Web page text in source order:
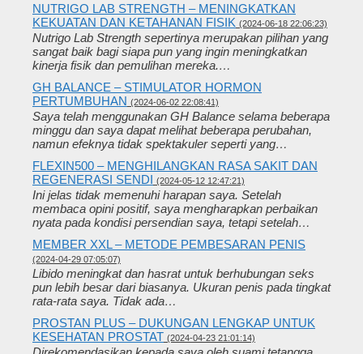
NUTRIGO LAB STRENGTH – MENINGKATKAN
KEKUATAN DAN KETAHANAN FISIK (2024-06-18 22:06:23)
Nutrigo Lab Strength sepertinya merupakan pilihan yang
sangat baik bagi siapa pun yang ingin meningkatkan
kinerja fisik dan pemulihan mereka.…
GH BALANCE – STIMULATOR HORMON
PERTUMBUHAN (2024-06-02 22:08:41)
Saya telah menggunakan GH Balance selama beberapa
minggu dan saya dapat melihat beberapa perubahan,
namun efeknya tidak spektakuler seperti yang…
FLEXIN500 – MENGHILANGKAN RASA SAKIT DAN
REGENERASI SENDI (2024-05-12 12:47:21)
Ini jelas tidak memenuhi harapan saya. Setelah
membaca opini positif, saya mengharapkan perbaikan
nyata pada kondisi persendian saya, tetapi setelah…
MEMBER XXL – METODE PEMBESARAN PENIS
(2024-04-29 07:05:07)
Libido meningkat dan hasrat untuk berhubungan seks
pun lebih besar dari biasanya. Ukuran penis pada tingkat
rata-rata saya. Tidak ada…
PROSTAN PLUS – DUKUNGAN LENGKAP UNTUK
KESEHATAN PROSTAT (2024-04-23 21:01:14)